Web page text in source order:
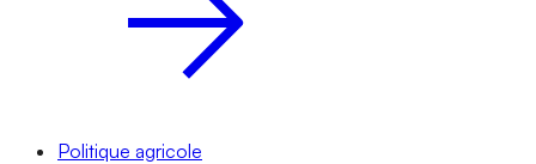
Politique agricole